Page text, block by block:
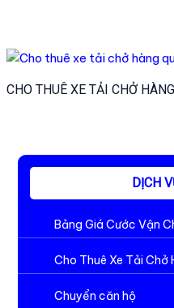
CHO THUÊ XE TẢI CHỞ
DỊCH
Bảng Giá Cước Vận
Cho Thuê Xe Tải Chở
Chuyển căn hộ